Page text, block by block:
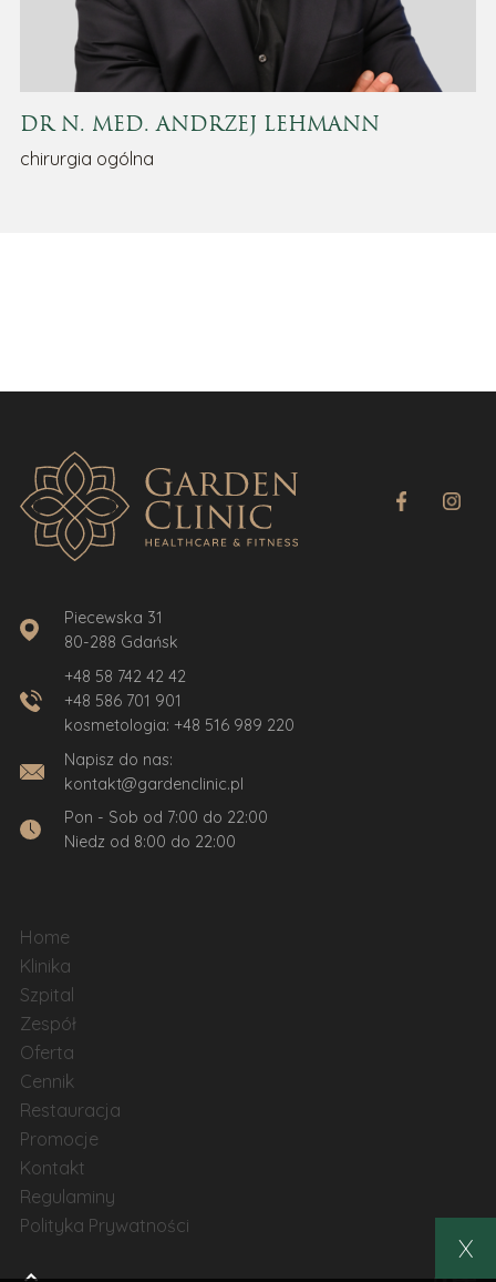
DR N. MED. ANDRZEJ LEHMANN
chirurgia ogólna
Piecewska 31
80-288 Gdańsk
+48 58 742 42 42
+48 586 701 901
kosmetologia: +48 516 989 220
Napisz do nas:
kontakt@gardenclinic.pl
Pon - Sob od 7:00 do 22:00
Niedz od 8:00 do 22:00
Home
Klinika
Szpital
Zespół
Oferta
Cennik
Restauracja
Promocje
Kontakt
Regulaminy
Polityka Prywatności
X